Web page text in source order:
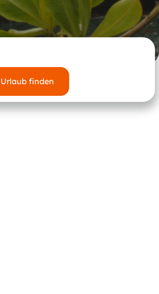
Urlaub finden